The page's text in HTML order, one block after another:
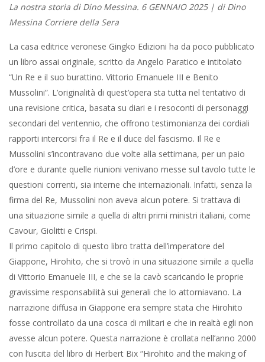
La nostra storia di Dino Messina. 6 GENNAIO 2025 | di Dino
Messina Corriere della Sera
La casa editrice veronese Gingko Edizioni ha da poco pubblicato
un libro assai originale, scritto da Angelo Paratico e intitolato
“Un Re e il suo burattino. Vittorio Emanuele III e Benito
Mussolini”. L’originalità di quest’opera sta tutta nel tentativo di
una revisione critica, basata su diari e i resoconti di personaggi
secondari del ventennio, che offrono testimonianza dei cordiali
rapporti intercorsi fra il Re e il duce del fascismo. Il Re e
Mussolini s’incontravano due volte alla settimana, per un paio
d’ore e durante quelle riunioni venivano messe sul tavolo tutte le
questioni correnti, sia interne che internazionali. Infatti, senza la
firma del Re, Mussolini non aveva alcun potere. Si trattava di
una situazione simile a quella di altri primi ministri italiani, come
Cavour, Giolitti e Crispi.
Il primo capitolo di questo libro tratta dell’imperatore del
Giappone, Hirohito, che si trovò in una situazione simile a quella
di Vittorio Emanuele III, e che se la cavò scaricando le proprie
gravissime responsabilità sui generali che lo attorniavano. La
narrazione diffusa in Giappone era sempre stata che Hirohito
fosse controllato da una cosca di militari e che in realtà egli non
avesse alcun potere. Questa narrazione è crollata nell’anno 2000
con l’uscita del libro di Herbert Bix “Hirohito and the making of